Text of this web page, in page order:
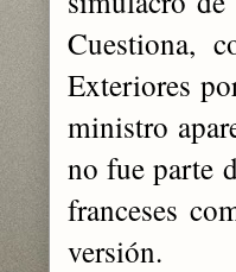
Cuestiona,
Exteriores
ministro
no fue parte
franceses
versión.